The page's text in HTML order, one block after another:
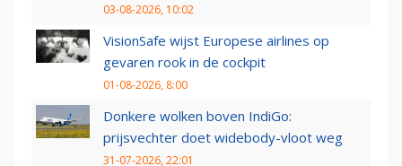
03-08-2026, 10:02
VisionSafe wijst Europese airlines op
gevaren rook in de cockpit
01-08-2026, 8:00
Donkere wolken boven IndiGo:
prijsvechter doet widebody-vloot weg
31-07-2026, 22:01